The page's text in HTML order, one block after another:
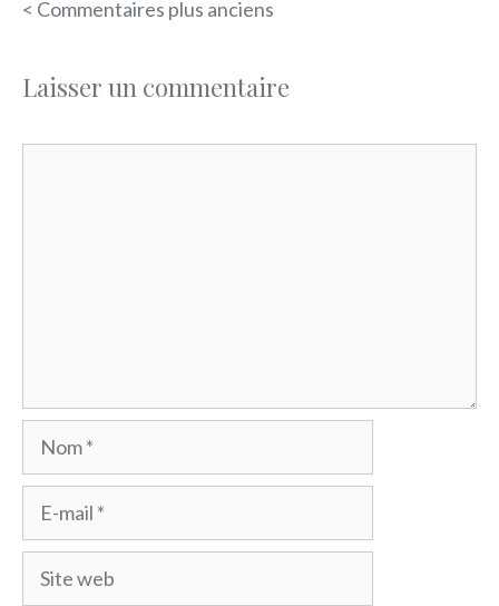
Navigation
commentaires
< Commentaires plus anciens
Laisser un commentaire
Nom
mail
Site